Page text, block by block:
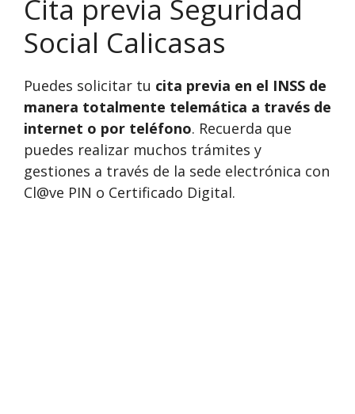
Cita previa Seguridad
Social Calicasas
Puedes solicitar tu cita previa en el INSS de
manera totalmente telemática a través de
internet o por teléfono. Recuerda que
puedes realizar muchos trámites y
gestiones a través de la sede electrónica con
Cl@ve PIN o Certificado Digital.